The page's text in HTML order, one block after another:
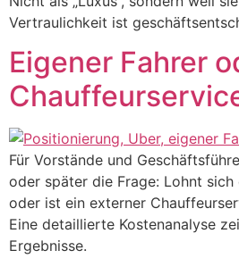
Vertraulichkeit ist
Eigener Fahrer
Für Vorstände und
oder später die Frage: Lohnt sich
oder ist ein externer
Eine detaillierte Kostenanalyse
Ergebnisse.